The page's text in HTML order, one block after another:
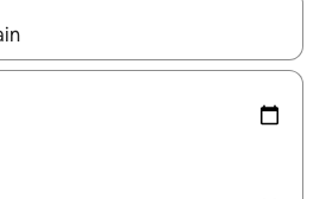
estiverem disponíveis, explore-os